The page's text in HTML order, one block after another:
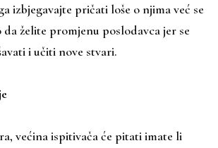
izbjegavajte pričati loše o njima već se
želite promjenu poslodavca jer se
i učiti nove stvari.
većina ispitivača će pitati imate li